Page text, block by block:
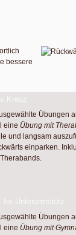
bessere
Kreuz
Übungen
eine Übung mit
und langsam
einparken.
Im Unterarmstütz
Übungen
eine Übung mit